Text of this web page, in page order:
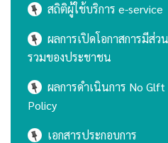
สถิติผู้ใช้บริการ e-service
ผลการเปิดโอกาสการมีส่วน
รวมของประชาชน
ผลการดำเนินการ No Glft
Policy
เอกสารประกอบการ